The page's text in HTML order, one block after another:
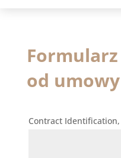
od umowy
Contract